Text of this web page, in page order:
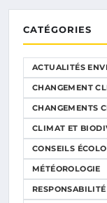
CATÉGORIES
ACTUALITÉS
CHANGEMENT
CHANGEMENTS
CLIMAT ET
CONSEILS
MÉTÉOROLOGIE